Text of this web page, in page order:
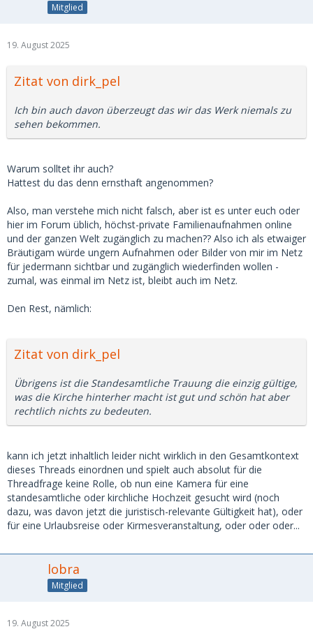
Mitglied
19. August 2025
Zitat von dirk_pel
Ich bin auch davon überzeugt das wir das Werk niemals zu
sehen bekommen.
Warum solltet ihr auch?
Hattest du das denn ernsthaft angenommen?
Also, man verstehe mich nicht falsch, aber ist es unter euch oder
hier im Forum üblich, höchst-private Familienaufnahmen online
und der ganzen Welt zugänglich zu machen?? Also ich als etwaiger
Bräutigam würde ungern Aufnahmen oder Bilder von mir im Netz
für jedermann sichtbar und zugänglich wiederfinden wollen -
zumal, was einmal im Netz ist, bleibt auch im Netz.
Den Rest, nämlich:
Zitat von dirk_pel
Übrigens ist die Standesamtliche Trauung die einzig gültige,
was die Kirche hinterher macht ist gut und schön hat aber
rechtlich nichts zu bedeuten.
kann ich jetzt inhaltlich leider nicht wirklich in den Gesamtkontext
dieses Threads einordnen und spielt auch absolut für die
Threadfrage keine Rolle, ob nun eine Kamera für eine
standesamtliche oder kirchliche Hochzeit gesucht wird (noch
dazu, was davon jetzt die juristisch-relevante Gültigkeit hat), oder
für eine Urlaubsreise oder Kirmesveranstaltung, oder oder oder...
lobra
Mitglied
19. August 2025